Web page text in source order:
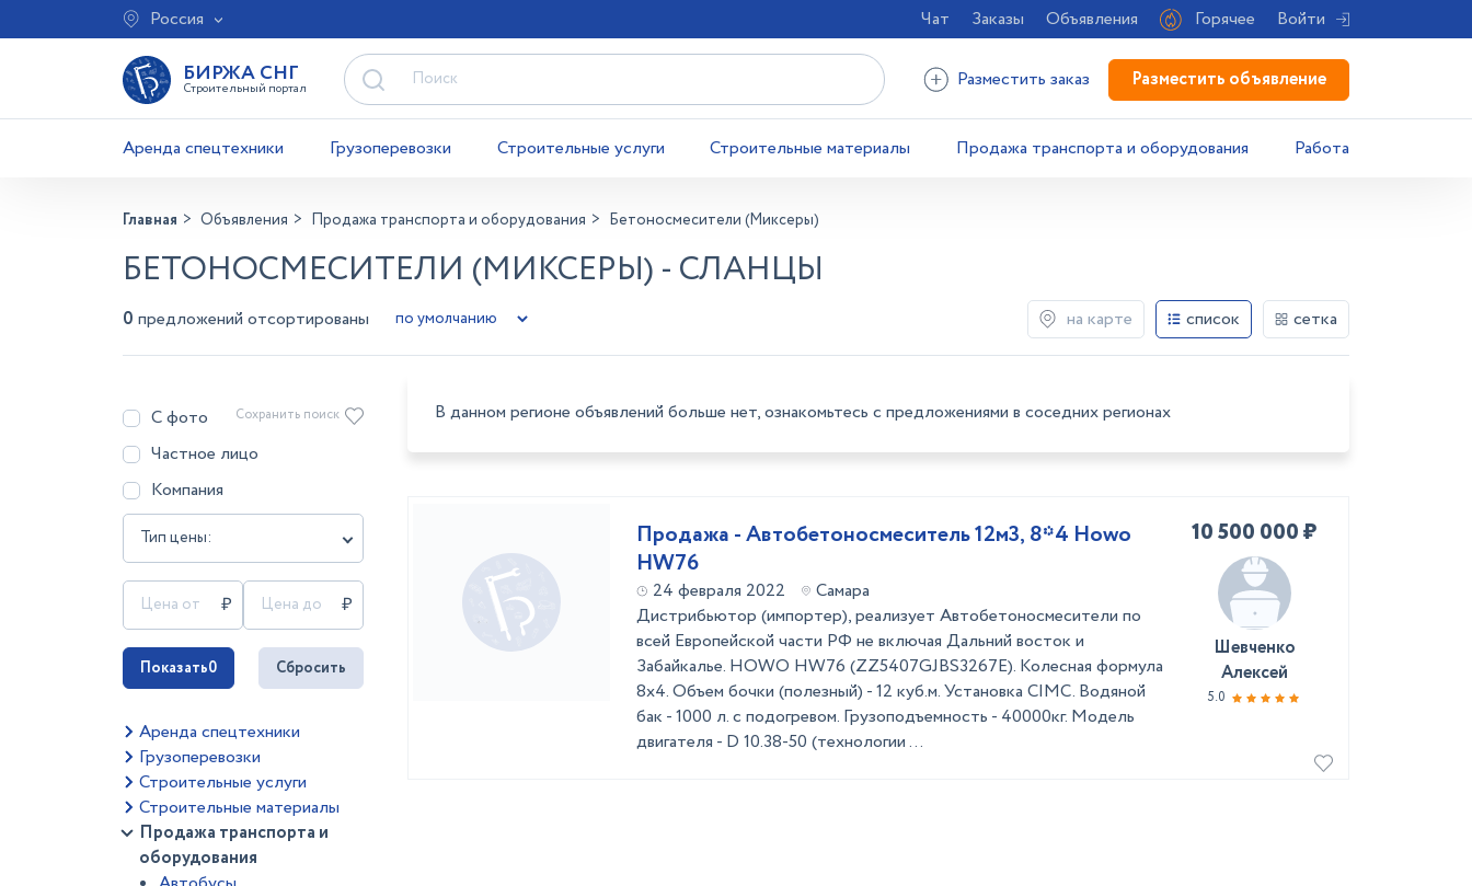
Россия Чат Заказы Объявления Горячее Войти
БИРЖА СНГ
Строительный портал Разместить заказ Разместить объявление
Аренда спецтехники Грузоперевозки Строительные услуги Строительные материалы Продажа транспорта и оборудования Работа
Главная Объявления Продажа транспорта и оборудования Бетоносмесители (Миксеры)
БЕТОНОСМЕСИТЕЛИ (МИКСЕРЫ) - СЛАНЦЫ
0 предложений отсортированы на карте список сетка
С фото
Частное лицо
Компания
Тип цены:
Сохранить поиск
Показать0 Сбросить
Аренда спецтехники
Грузоперевозки
Строительные услуги
Строительные материалы
Продажа транспорта и
оборудования
В данном регионе объявлений больше нет, ознакомьтесь с предложениями в соседних регионах
Продажа - Автобетоносмеситель 12м3, 8*4 Howo
HW76
24 февраля 2022
Самара
Дистрибьютор (импортер), реализует Автобетоносмесители по
всей Европейской части РФ не включая Дальний восток и
Забайкалье. HOWO HW76 (ZZ5407GJBS3267E). Колесная формула
8х4. Объем бочки (полезный) - 12 куб.м. Установка CIMC. Водяной
бак - 1000 л. с подогревом. Грузоподъемность - 40000кг. Модель
двигателя - D 10.38-50 (технологии ...
10 500 000 ₽
Шевченко
Алексей
5.0